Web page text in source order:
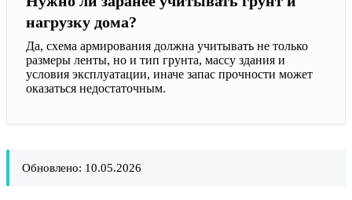
нагрузку дома?
Да, схема армирования должна учитывать не только
размеры ленты, но и тип грунта, массу здания и
условия эксплуатации, иначе запас прочности может
оказаться недостаточным.
Обновлено: 10.05.2026